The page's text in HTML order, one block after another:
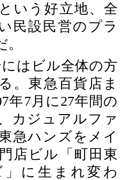
いう好立地、全
民設民営のプラ
はビル全体の方
。東急百貨店ま
年7月に27年間の
カジュアルファ
急ハンズをメイ
店ビル「町田東
に生まれ変わ